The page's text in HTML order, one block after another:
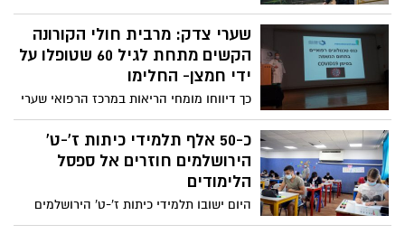
ירושלים, משה ליאון: "מדובר ביוזמה מבורכת
ובאתר חדשני ורלוונטי לימים מורכבים אלו"
שערי צדק: מרבית חולי הקורונה
הקשים מתחת לגיל 60 שטופלו על
ידי חמצן- החלימו
כך דיווחו מומחי הריאות במרכז הרפואי שערי
צדק בכנס ארצי לטיפול נשימתי בחולי קורונה
טכנולוגיים נשימתיים מכל הארץ בזום
כ-50 אלף תלמידי כיתות ז'-ט'
הירושלמים חוזרים אל ספסל
הלימודים
היום ישובו תלמידי כיתות ז'-ט' הירושלמים
לספסל הלימודים, לאחר תקופה ממושכת בה